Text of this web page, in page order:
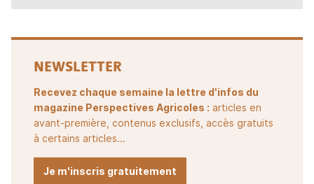
NEWSLETTER
Recevez chaque semaine la lettre d'infos du
magazine Perspectives Agricoles : articles en
avant-première, contenus exclusifs, accès gratuits
à certains articles...
Je m'inscris gratuitement